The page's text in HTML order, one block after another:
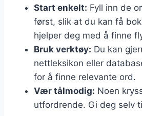
Start enkelt: Fyll inn de
først, slik at du kan få
hjelper deg med å finne
Bruk verktøy: Du kan
nettleksikon eller
for å finne relevante ord.
Vær tålmodig: Noen
utfordrende. Gi deg selv